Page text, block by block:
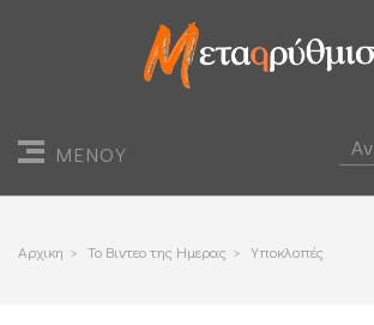
ΜΕΝΟΥ
Αρχικη > Το Βιντεο της Ημερας > Υποκλοπές